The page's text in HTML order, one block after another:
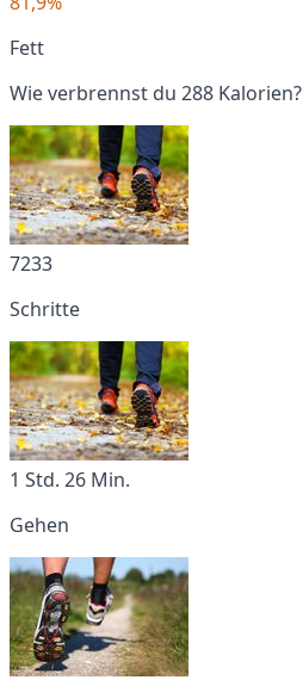
Fett
Wie verbrennst du 288 Kalorien?
7233
Schritte
1 Std. 26 Min.
Gehen